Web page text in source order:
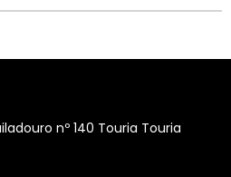
nº 140 Touria Touria